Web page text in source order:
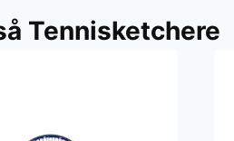
Tennisketchere